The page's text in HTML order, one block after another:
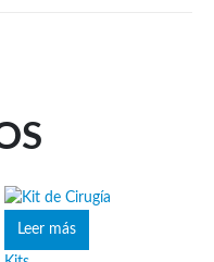
Leer más